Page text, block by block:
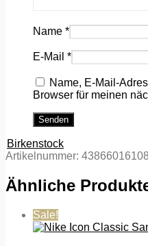
Name *
E-Mail *
Name, E-Mail-
Browser für meinen
Birkenstock
Artikelnummer:
Ähnliche
Sale!